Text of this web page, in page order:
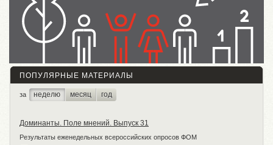
ПОПУЛЯРНЫЕ МАТЕРИАЛЫ
за неделю месяц год
Доминанты. Поле мнений. Выпуск 31
Результаты еженедельных всероссийских опросов ФОМ